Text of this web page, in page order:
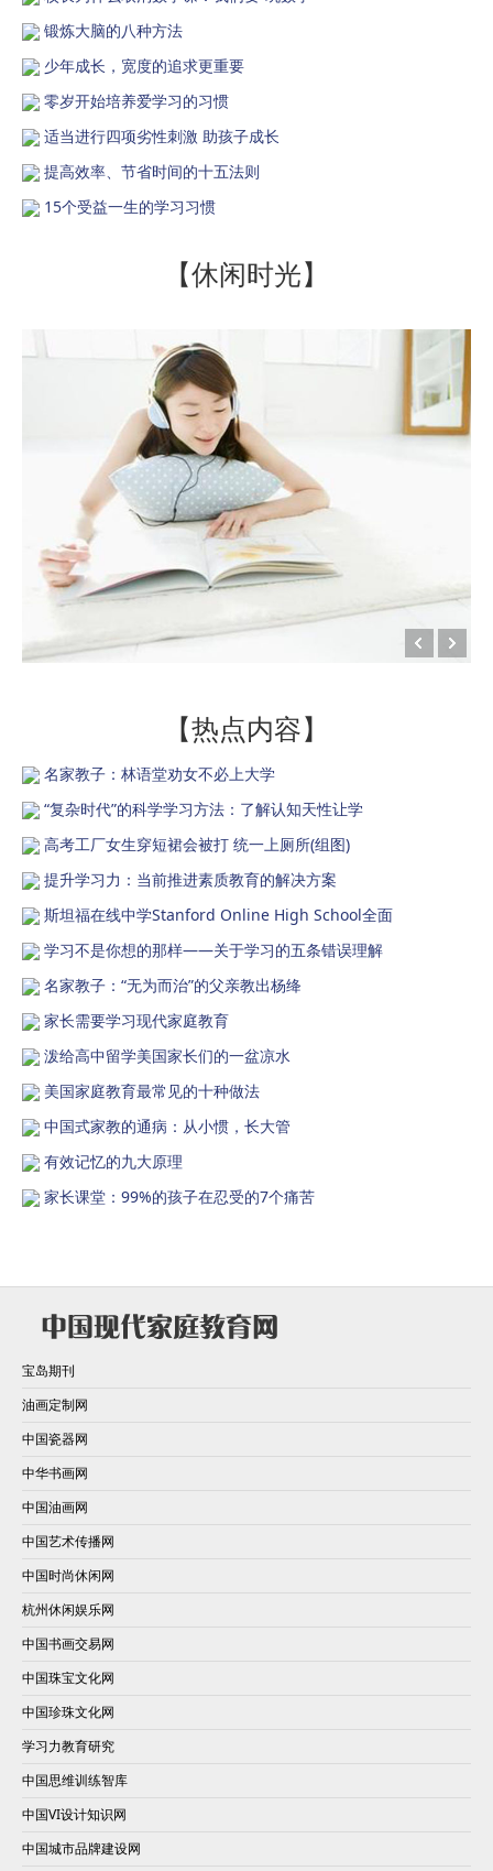
锻炼大脑的八种方法
少年成长，宽度的追求更重要
零岁开始培养爱学习的习惯
适当进行四项劣性刺激 助孩子成长
提高效率、节省时间的十五法则
15个受益一生的学习习惯
【休闲时光】
【热点内容】
名家教子：林语堂劝女不必上大学
“复杂时代”的科学学习方法：了解认知天性让学
高考工厂女生穿短裙会被打 统一上厕所(组图)
提升学习力：当前推进素质教育的解决方案
斯坦福在线中学Stanford Online High School全面
学习不是你想的那样——关于学习的五条错误理解
名家教子：“无为而治”的父亲教出杨绛
家长需要学习现代家庭教育
泼给高中留学美国家长们的一盆凉水
美国家庭教育最常见的十种做法
中国式家教的通病：从小惯，长大管
有效记忆的九大原理
家长课堂：99%的孩子在忍受的7个痛苦
宝岛期刊
油画定制网
中国瓷器网
中华书画网
中国油画网
中国艺术传播网
中国时尚休闲网
杭州休闲娱乐网
中国书画交易网
中国珠宝文化网
中国珍珠文化网
学习力教育研究
中国思维训练智库
中国VI设计知识网
中国城市品牌建设网